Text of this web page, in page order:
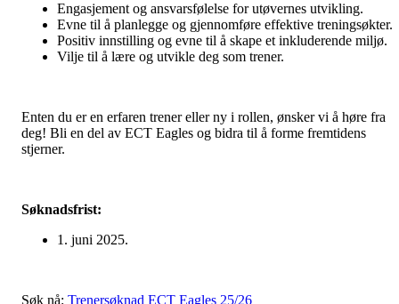
Engasjement og ansvarsfølelse for utøvernes utvikling.
Evne til å planlegge og gjennomføre effektive treningsøkter.
Positiv innstilling og evne til å skape et inkluderende miljø.
Vilje til å lære og utvikle deg som trener.
Enten du er en erfaren trener eller ny i rollen, ønsker vi å høre fra
deg! Bli en del av ECT Eagles og bidra til å forme fremtidens
stjerner.
Søknadsfrist:
1. juni 2025.
Søk nå: Trenersøknad ECT Eagles 25/26